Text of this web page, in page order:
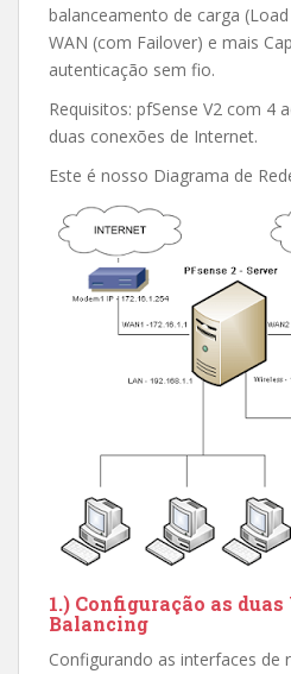
balanceamento de carga
WAN (com Failover) e mais
autenticação sem fio.
Requisitos: pfSense V2 com 4
duas conexões de Internet.
Este é nosso Diagrama de
1.) Configuração as
Balancing
Configurando as interfaces de